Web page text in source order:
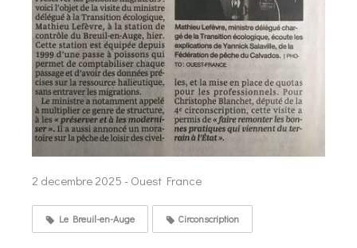
2 decembre 2025 - Ouest France
Le Breuil-en-Auge Circonscription